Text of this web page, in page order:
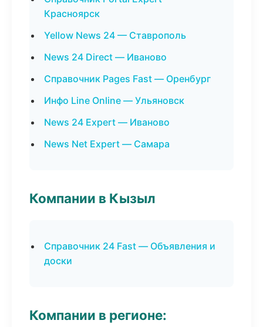
Красноярск
Yellow News 24 — Ставрополь
News 24 Direct — Иваново
Справочник Pages Fast — Оренбург
Инфо Line Online — Ульяновск
News 24 Expert — Иваново
News Net Expert — Самара
Компании в Кызыл
Справочник 24 Fast — Объявления и
доски
Компании в регионе: